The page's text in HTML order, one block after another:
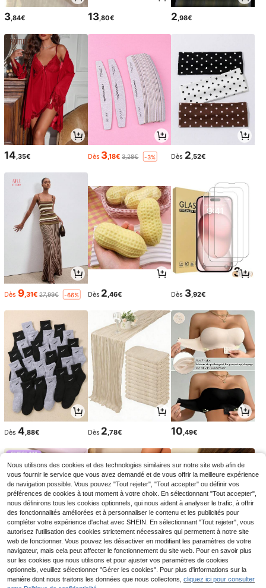
3,84€ 13,80€ 2,98€
14 ,35€ Dès 3,18€ 3,28€ -3% Dès 2 ,52€
Dès 9,31€ 27,99€ -66% Dès 2,46€ Dès 3,92€
Dès 4,88€ Dès 2,78€ 10,49€
5,88€ 11,61€11,85€ -2% 2,75€2,76€
Nous utilisons des cookies et des technologies similaires sur notre site web afin de
vous fournir le service que vous avez demandé et de vous offrir la meilleure expérience
de navigation possible. Vous pouvez "Tout rejeter", "Tout accepter" ou définir vos
préférences de cookies à tout moment à votre choix. En sélectionnant "Tout accepter",
nous définirons tous les cookies optionnels, qui nous aident à analyser le trafic, à offrir
des fonctionnalités améliorées et à personnaliser le contenu et les publicités pour
compléter votre expérience d'achat avec SHEIN. En sélectionnant "Tout rejeter", vous
autorisez l'utilisation des cookies strictement nécessaires qui permettent à notre site
web de fonctionner. Vous pouvez les désactiver en modifiant les paramètres de votre
navigateur, mais cela peut affecter le fonctionnement du site web. Pour en savoir plus
sur les cookies que nous utilisons et pour ajuster vos paramètres de cookies
optionnels, veuillez sélectionner "Gérer les cookies". Pour plus d'informations sur la
manière dont nous traitons les données que nous collectons, cliquez ici pour consulter